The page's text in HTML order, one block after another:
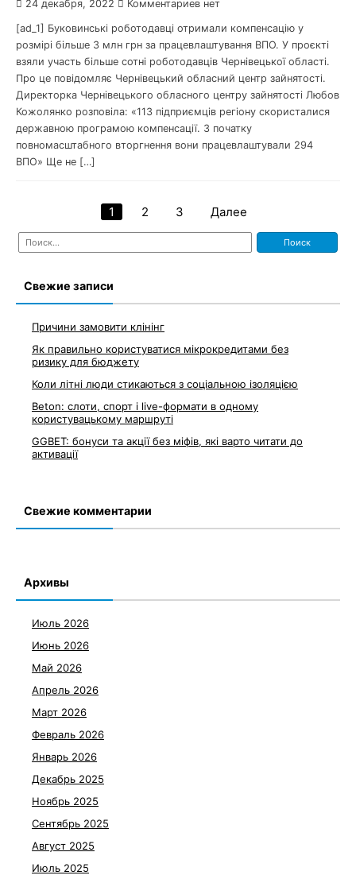
24 декабря, 2022 Комментариев нет
[ad_1] Буковинські роботодавці отримали компенсацію у
розмірі більше 3 млн грн за працевлаштування ВПО. У проєкті
взяли участь більше сотні роботодавців Чернівецької області.
Про це повідомляє Чернівецький обласний центр зайнятості.
Директорка Чернівецького обласного центру зайнятості Любов
Кожолянко розповіла: «113 підприємців регіону скористалися
державною програмою компенсації. З початку
повномасштабного вторгнення вони працевлаштували 294
ВПО» Ще не […]
Навигация
по
1 2 3 Далее
Найти:
Свежие записи
Причини замовити клінінг
Як правильно користуватися мікрокредитами без
ризику для бюджету
Коли літні люди стикаються з соціальною ізоляцією
Beton: слоти, спорт і live-формати в одному
користувацькому маршруті
GGBET: бонуси та акції без міфів, які варто читати до
активації
Свежие комментарии
Архивы
Июль 2026
Июнь 2026
Май 2026
Апрель 2026
Март 2026
Февраль 2026
Январь 2026
Декабрь 2025
Ноябрь 2025
Сентябрь 2025
Август 2025
Июль 2025